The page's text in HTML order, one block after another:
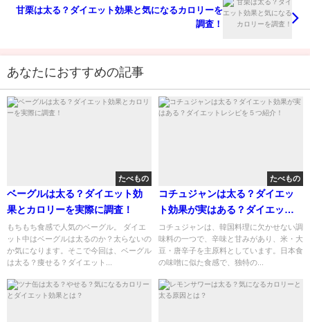
甘栗は太る？ダイエット効果と気になるカロリーを
調査！
あなたにおすすめの記事
たべもの
ベーグルは太る？ダイエット効
果とカロリーを実際に調査！
もちもち食感で人気のベーグル。 ダイエ
ット中はベーグルは太るのか？太らないの
か気になります。そこで今回は、ベーグル
は太る？痩せる？ダイエット...
たべもの
コチュジャンは太る？ダイエッ
ト効果が実はある？ダイエット
レシピを５つ紹介！
コチュジャンは、韓国料理に欠かせない調
味料の一つで、辛味と甘みがあり、米・大
豆・唐辛子を主原料としています。日本食
の味噌に似た食感で、独特の...